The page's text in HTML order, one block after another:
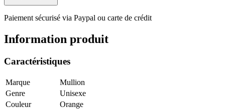
Paiement sécurisé via Paypal ou carte de crédit
Information produit
Caractéristiques
Marque
Mullion
Genre
Unisexe
Couleur
Orange